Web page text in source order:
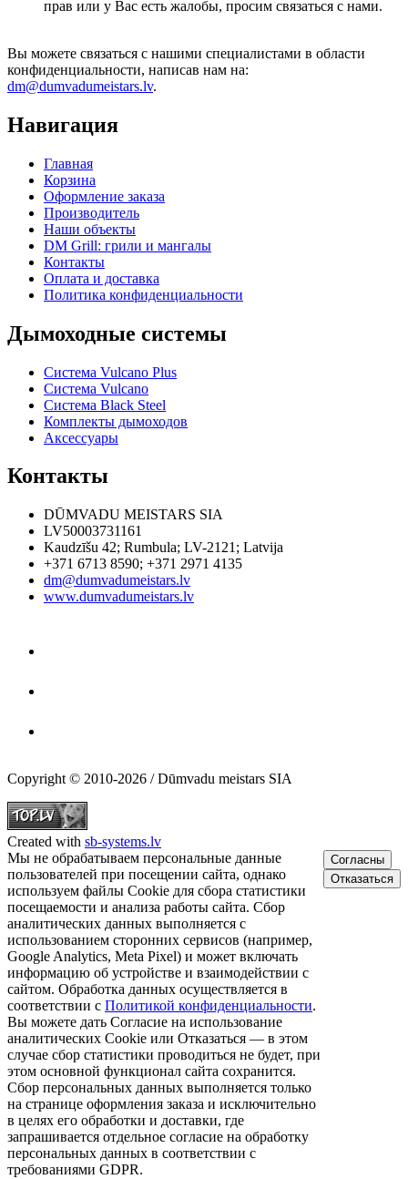
прав или у Вас есть жалобы, просим связаться с нами.
Вы можете связаться с нашими специалистами в области
конфиденциальности, написав нам на:
dm@dumvadumeistars.lv.
Навигация
Главная
Корзина
Оформление заказа
Производитель
Наши объекты
DM Grill: грили и мангалы
Контакты
Оплата и доставка
Политика конфиденциальности
Дымоходные системы
Система Vulcano Plus
Система Vulcano
Система Black Steel
Комплекты дымоходов
Аксессуары
Контакты
DŪMVADU MEISTARS SIA
LV50003731161
Kaudzīšu 42; Rumbula; LV-2121 ; Latvija
+371 6713 8590; +371 2971 4135
dm@dumvadumeistars.lv
www.dumvadumeistars.lv
Copyright © 2010-2026 / Dūmvadu meistars SIA
Created with sb-systems.lv
Мы не обрабатываем персональные данные
пользователей при посещении сайта, однако
используем файлы Cookie для сбора статистики
посещаемости и анализа работы сайта. Сбор
аналитических данных выполняется с
использованием сторонних сервисов (например,
Google Analytics, Meta Pixel) и может включать
информацию об устройстве и взаимодействии с
сайтом. Обработка данных осуществляется в
соответствии с Политикой конфиденциальности.
Вы можете дать Согласие на использование
аналитических Cookie или Отказаться — в этом
случае сбор статистики проводиться не будет, при
этом основной функционал сайта сохранится.
Сбор персональных данных выполняется только
на странице оформления заказа и исключительно
в целях его обработки и доставки, где
запрашивается отдельное согласие на обработку
персональных данных в соответствии с
требованиями GDPR.
Согласны
Отказаться